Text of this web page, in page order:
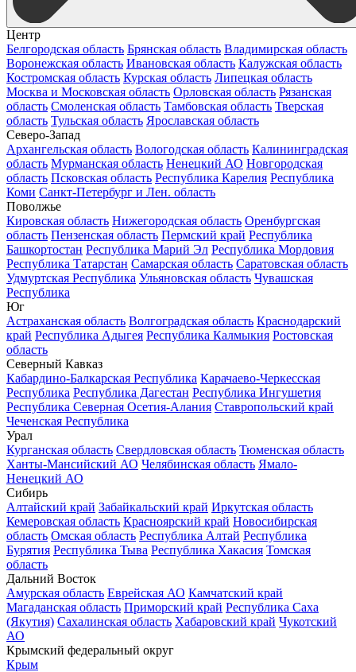
Центр
Белгородская область Брянская область Владимирская область
Воронежская область Ивановская область Калужская область
Костромская область Курская область Липецкая область
Москва и Московская область Орловская область Рязанская
область Смоленская область Тамбовская область Тверская
область Тульская область Ярославская область
Северо-Запад
Архангельская область Вологодская область Калининградская
область Мурманская область Ненецкий АО Новгородская
область Псковская область Республика Карелия Республика
Коми Санкт-Петербург и Лен. область
Поволжье
Кировская область Нижегородская область Оренбургская
область Пензенская область Пермский край Республика
Башкортостан Республика Марий Эл Республика Мордовия
Республика Татарстан Самарская область Саратовская область
Удмуртская Республика Ульяновская область Чувашская
Республика
Юг
Астраханская область Волгоградская область Краснодарский
край Республика Адыгея Республика Калмыкия Ростовская
область
Северный Кавказ
Кабардино-Балкарская Республика Карачаево-Черкесская
Республика Республика Дагестан Республика Ингушетия
Республика Северная Осетия-Алания Ставропольский край
Чеченская Республика
Урал
Курганская область Свердловская область Тюменская область
Ханты-Мансийский АО Челябинская область Ямало-
Ненецкий АО
Сибирь
Алтайский край Забайкальский край Иркутская область
Кемеровская область Красноярский край Новосибирская
область Омская область Республика Алтай Республика
Бурятия Республика Тыва Республика Хакасия Томская
область
Дальний Восток
Амурская область Еврейская АО Камчатский край
Магаданская область Приморский край Республика Саха
(Якутия) Сахалинская область Хабаровский край Чукотский
АО
Крымский федеральный округ
Крым